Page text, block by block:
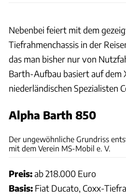
Nebenbei feiert mit dem
Tiefrahmenchassis in der
das man bisher nur von
Barth-Aufbau basiert auf dem
niederländischen Spezialisten
Alpha Barth 850
Der ungewöhnliche Grundriss
mit dem Verein MS-Mobil e. V.
Preis:ab 218.000 Euro
Basis: Fiat Ducato, Coxx-